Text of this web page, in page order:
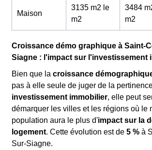
Maison
3135 m2 le
m2
3484
m2
Croissance démo graphique à Saint-
Siagne : l'impact sur l'investissement
Bien que la croissance
pas à elle seule de juger de la
investissement immobilier, elle peut
démarquer les villes et les régions où le
population aura le plus d'impact sur la
logement. Cette évolution est de 5 % à
Sur-Siagne.